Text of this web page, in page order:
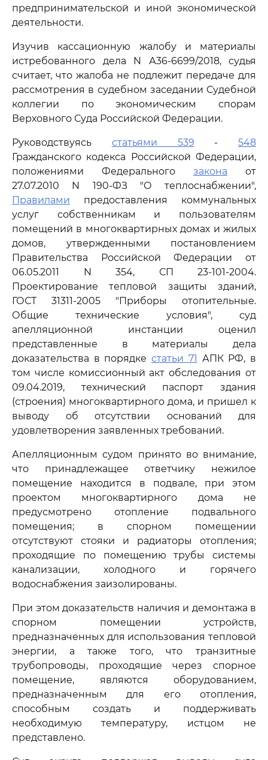
предпринимательской и иной экономической
деятельности.
Изучив кассационную жалобу и материалы
истребованного дела N А36-6699/2018, судья
считает, что жалоба не подлежит передаче для
рассмотрения в судебном заседании Судебной
коллегии по экономическим спорам
Верховного Суда Российской Федерации.
Руководствуясь статьями 539 - 548
Гражданского кодекса Российской Федерации,
положениями Федерального закона от
27.07.2010 N 190-ФЗ "О теплоснабжении",
Правилами предоставления коммунальных
услуг собственникам и пользователям
помещений в многоквартирных домах и жилых
домов, утвержденными постановлением
Правительства Российской Федерации от
06.05.2011 N 354, СП 23-101-2004.
Проектирование тепловой защиты зданий,
ГОСТ 31311-2005 "Приборы отопительные.
Общие технические условия", суд
апелляционной инстанции оценил
представленные в материалы дела
доказательства в порядкестатьи 71 АПК РФ, в
том числе комиссионный акт обследования от
09.04.2019, технический паспорт здания
(строения) многоквартирного дома, и пришел к
выводу об отсутствии оснований для
удовлетворения заявленных требований.
Апелляционным судом принято во внимание,
что принадлежащее ответчику нежилое
помещение находится в подвале, при этом
проектом многоквартирного дома не
предусмотрено отопление подвального
помещения; в спорном помещении
отсутствуют стояки и радиаторы отопления;
проходящие по помещению трубы системы
канализации, холодного и горячего
водоснабжения заизолированы.
При этом доказательств наличия и демонтажа в
спорном помещении устройств,
предназначенных для использования тепловой
энергии, а также того, что транзитные
трубопроводы, проходящие через спорное
помещение, являются оборудованием,
предназначенным для его отопления,
способным создать и поддерживать
необходимую температуру, истцом не
представлено.